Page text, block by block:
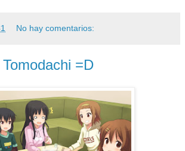
No hay comentarios:
=D